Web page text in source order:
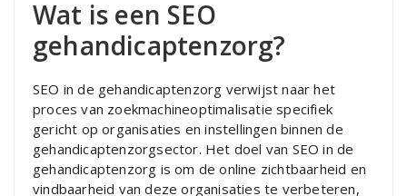
Wat is een SEO
gehandicaptenzorg?
SEO in de gehandicaptenzorg verwijst naar het
proces van zoekmachineoptimalisatie specifiek
gericht op organisaties en instellingen binnen de
gehandicaptenzorgsector. Het doel van SEO in de
gehandicaptenzorg is om de online zichtbaarheid en
vindbaarheid van deze organisaties te verbeteren,